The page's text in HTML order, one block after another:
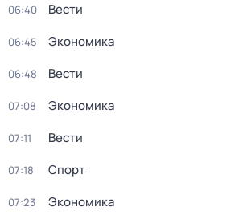
06:40 Вести
06:45 Экономика
06:48 Вести
07:08 Экономика
07:11 Вести
07:18 Спорт
07:23 Экономика